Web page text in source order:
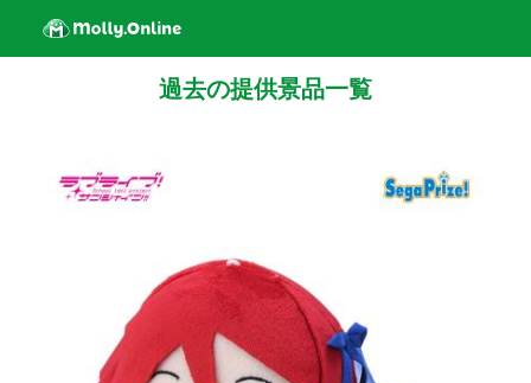
過去の提供景品一覧